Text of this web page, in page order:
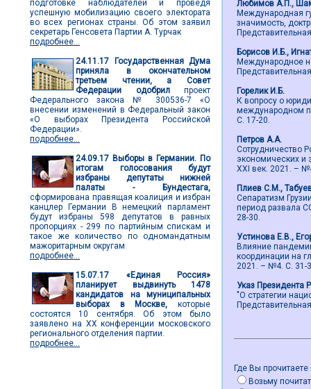
подготовке наблюдателей и проведя
успешную мобилизацию своего электората
во всех регионах страны. Об этом заявил
секретарь Генсовета Партии А. Турчак
подробнее...
24.11.17
Государственная Дума
приняла в окончательном
третьем чтении, а Совет
Федерации одобрил проект
Федерального закона № 300536-7 «О
внесении изменений в Федеральный закон
«О выборах Президента Российской
Федерации».
подробнее...
24.09.17 Выборы в Германии. По
итогам голосования будут
избраны депутаты нижней
палаты - Бундестага,
сформирована правящая коалиция и избран
канцлер Германии В немецкий парламент
будут избраны 598 депутатов в равных
пропорциях - 299 по партийным спискам и
такое же количество по одномандатным
мажоритарным округам
подробнее...
15.07.17
«Единая Россия»
планирует выдвинуть 1478
кандидатов на муниципальных
выборах в Москве, которые
состоятся 10 сентября. Об этом было
заявлено на ХХ конференции московского
регионального отделения партии.
подробнее...
Любимов А.П.,
Международная
значимость,
Борисов И.Б.,
Международное
Горелик И.Б.
К вопросу о
международном
С. 17-20.
Петров А.А.
Сотрудничество
экономических и
ХХI век. 2021. –
Плиев С.М.,
Сепаратизм
период развала
28-30.
Устинова Е.В.,
Влияние
координации на
2021. – №4. С. 31-
Указ Президента
"О стратегии
Где Вы прочитаете
Возьму